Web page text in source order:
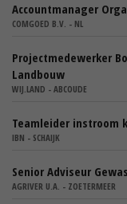
Accountmanager
COMGOED B.V. - NL
Projectmedewerker
Landbouw
WIJ.LAND - ABCOUDE
Teamleider instroom
IBN - SCHAIJK
Senior Adviseur
AGRIVER U.A. - ZOETERMEER